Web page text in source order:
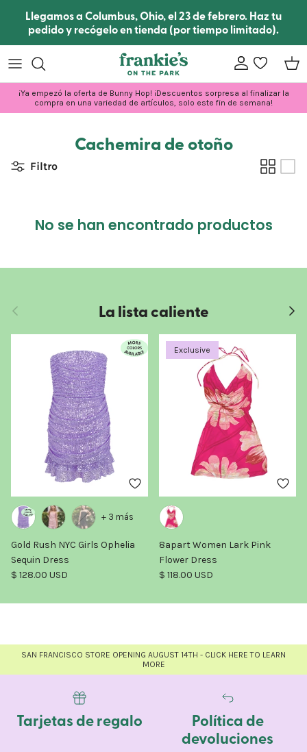
Llegamos a Columbus, Ohio, el 23 de febrero. Haz tu
pedido y recógelo en tienda (por tiempo limitado).
Cuentalista de
¡Ya empezó la oferta de Bunny Hop! ¡Descuentos sorpresa al finalizar la
compra en una variedad de artículos, solo este fin de semana!
Cachemira de otoño
Filtro
No se han encontrado productos
Anterior La lista caliente
Gold Rush NYC Girls Ophelia
Sequin Dress
Precio normal
$ 128.00 USD
+ 3 más
Exclusive
8apart Women Lark Pink
Flower Dress
Precio normal
$ 118.00 USD
SAN FRANCISCO STORE OPENING AUGUST 14TH - CLICK HERE TO LEARN
MORE
Tarjetas de regalo
Política de
devoluciones